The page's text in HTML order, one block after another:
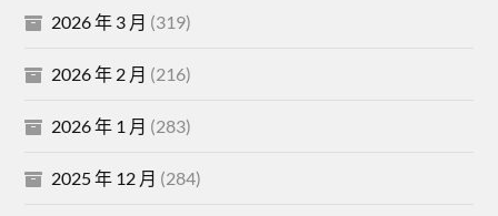
2026 年 3 月 (319)
2026 年 2 月 (216)
2026 年 1 月 (283)
2025 年 12 月 (284)